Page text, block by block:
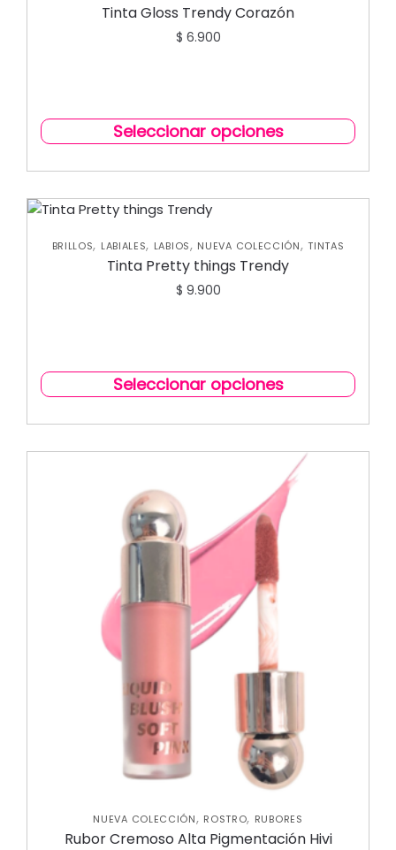
Tinta Gloss Trendy Corazón
$ 6.900
Seleccionar opciones
BRILLOS, LABIALES, LABIOS, NUEVA COLECCIÓN,TINTAS
Tinta Pretty things Trendy
$ 9.900
Seleccionar opciones
NUEVA COLECCIÓN, ROSTRO, RUBORES
Rubor Cremoso Alta Pigmentación Hivi